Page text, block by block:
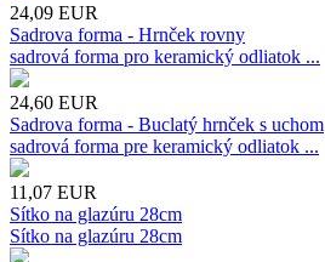
24,09 EUR
Sadrova forma - Hrnček rovny
sadrová forma pro keramický odliatok ...
24,60 EUR
Sadrova forma - Buclatý hrnček s uchom
sadrová forma pre keramický odliatok ...
11,07 EUR
Sítko na glazúru 28cm
Sítko na glazúru 28cm